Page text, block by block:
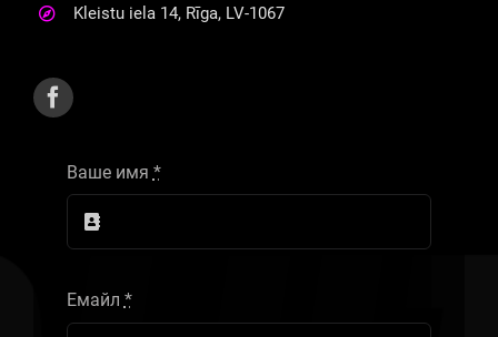
Kleistu iela 14, Rīga, LV-1067
Ваше имя *
Емайл *